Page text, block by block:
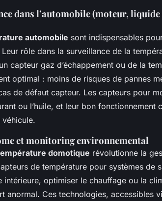
dans l’automobile (moteur,
automobile sont indispensables
rôle dans la surveillance de la
capteur gaz d’échappement ou de la
optimal : moins de risques de pannes
de défaut capteur. Les capteurs pour
ou l’huile, et leur bon fonctionnement
et monitoring environnemental
domotique révolutionne la
de température pour systèmes de
intérieure, optimiser le chauffage ou la
anormal. Ces technologies, accessibles